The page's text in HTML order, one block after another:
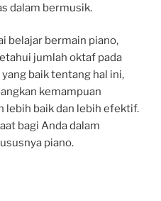
dalam bermusik.
belajar bermain piano,
jumlah oktaf pada
baik tentang hal ini,
kemampuan
lebih baik dan lebih efektif.
bagi Anda dalam
piano.